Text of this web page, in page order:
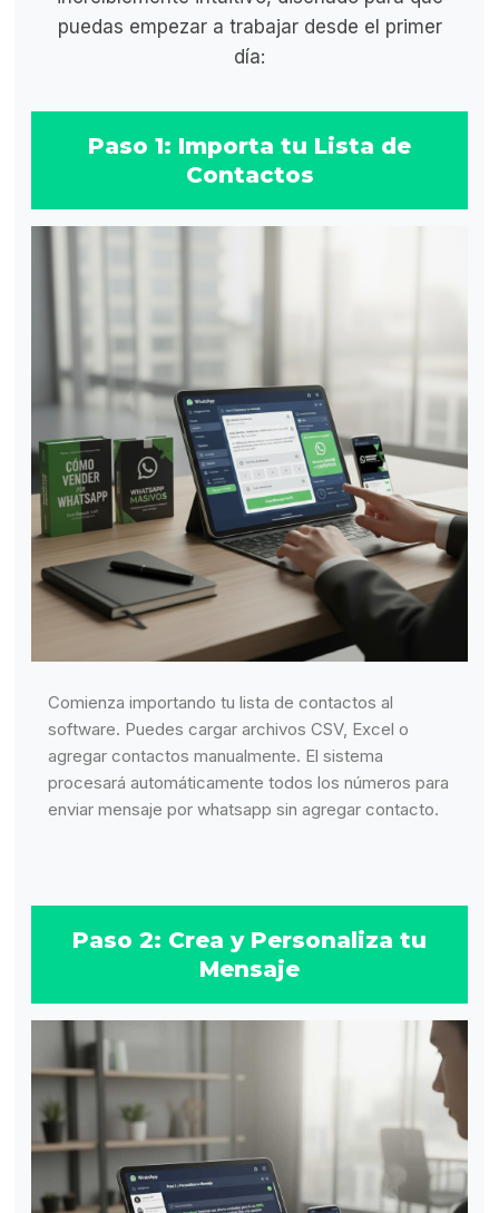
puedas empezar a trabajar desde el primer
día:
Paso 1: Importa tu Lista de
Contactos
Comienza importando tu lista de contactos al
software. Puedes cargar archivos CSV, Excel o
agregar contactos manualmente. El sistema
procesará automáticamente todos los números para
enviar mensaje por whatsapp sin agregar contacto.
Paso 2: Crea y Personaliza tu
Mensaje